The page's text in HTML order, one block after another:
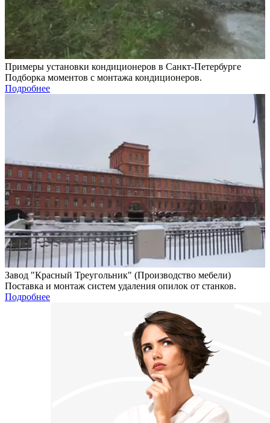
Примеры установки кондиционеров в Санкт-Петербурге
Подборка моментов с монтажа кондиционеров.
Подробнее
Завод "Красный Треугольник" (Производство мебели)
Поставка и монтаж систем удаления опилок от станков.
Подробнее